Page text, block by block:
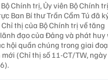
Chính trị, Ủy viên Bộ Chính
Ban Bí thư Trần Cẩm Tú đã
thị của Bộ Chính trị về tăng
đạo của Đảng và phát huy
hội quần chúng trong giai
(Chỉ thị số 11-CT/TW, ngày